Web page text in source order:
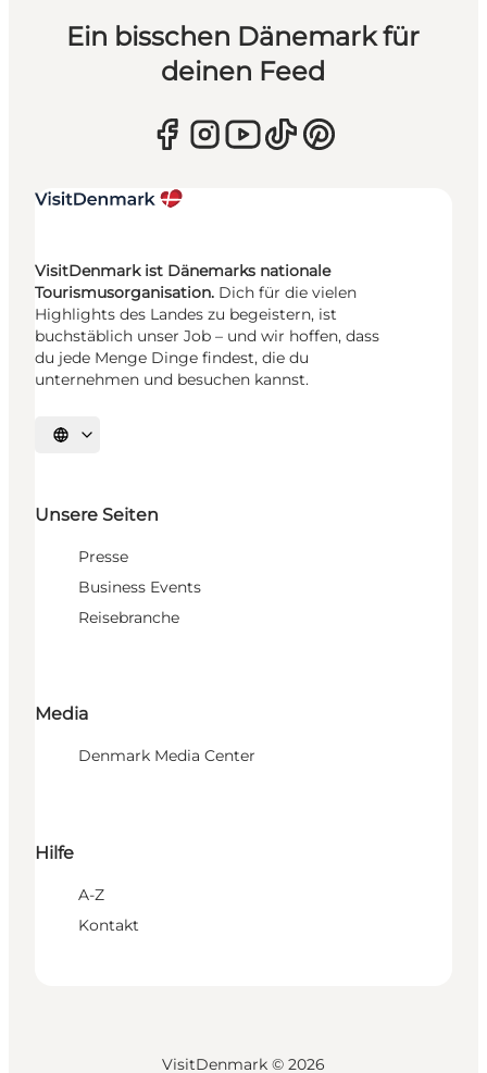
Ein bisschen Dänemark für
deinen Feed
VisitDenmark ist Dänemarks nationale
Tourismusorganisation. Dich für die vielen
Highlights des Landes zu begeistern, ist
buchstäblich unser Job – und wir hoffen, dass
du jede Menge Dinge findest, die du
unternehmen und besuchen kannst.
Sprache auswählen
Unsere Seiten
Presse
Business Events
Reisebranche
Media
Denmark Media Center
Hilfe
A-Z
Kontakt
VisitDenmark © 2026